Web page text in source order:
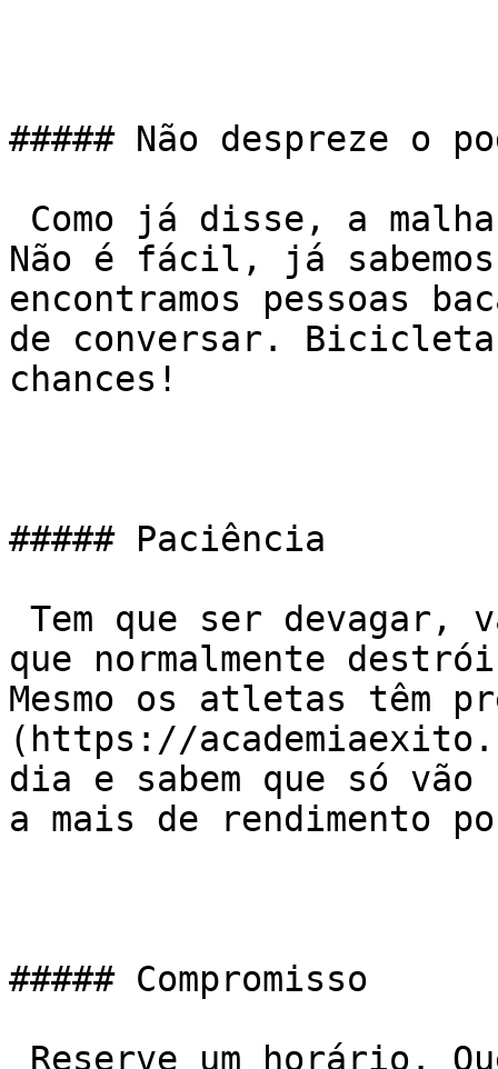
##### Não despreze o
Não é fácil, já
encontramos pessoas
de conversar. Bicicleta
chances!
##### Paciência
que normalmente
Mesmo os atletas têm
(https://
dia e sabem que só vão
a mais de rendimento
##### Compromisso